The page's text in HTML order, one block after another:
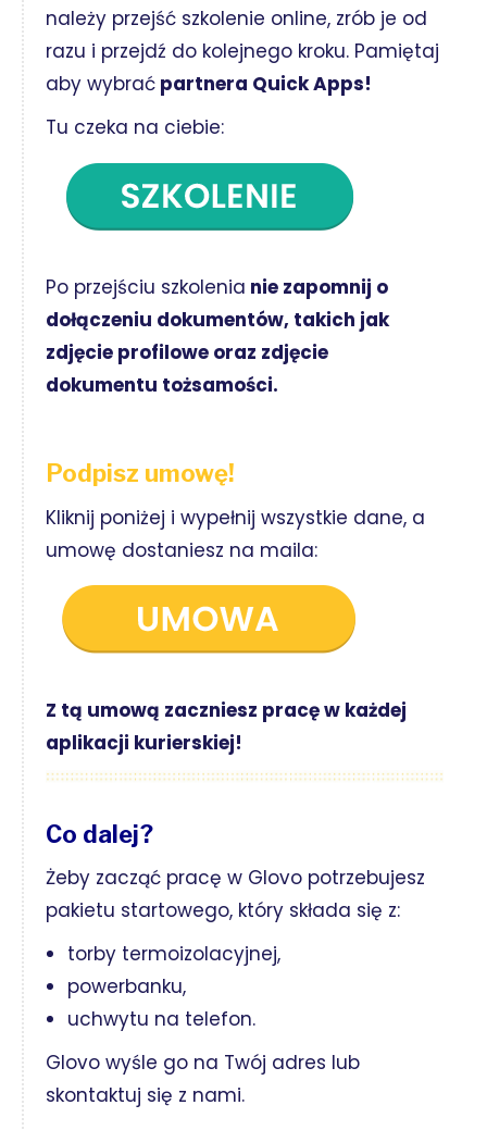
należy przejść szkolenie online, zrób je od
razu i przejdź do kolejnego kroku. Pamiętaj
aby wybrać partnera Quick Apps!
Tu czeka na ciebie:
Po przejściu szkolenia nie zapomnij o
dołączeniu dokumentów, takich jak
zdjęcie profilowe oraz zdjęcie
dokumentu tożsamości.
Podpisz umowę!
Kliknij poniżej i wypełnij wszystkie dane, a
umowę dostaniesz na maila:
Z tą umową zaczniesz pracę w każdej
aplikacji kurierskiej!
Co dalej?
Żeby zacząć pracę w Glovo potrzebujesz
pakietu startowego, który składa się z:
torby termoizolacyjnej,
powerbanku,
uchwytu na telefon.
Glovo wyśle go na Twój adres lub
skontaktuj się z nami.